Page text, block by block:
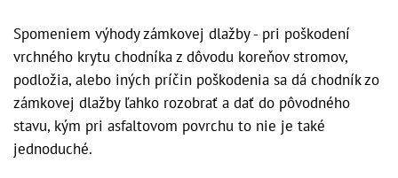
Spomeniem výhody zámkovej dlažby - pri poškodení
vrchného krytu chodníka z dôvodu koreňov stromov,
podložia, alebo iných príčin poškodenia sa dá chodník zo
zámkovej dlažby ľahko rozobrať a dať do pôvodného
stavu, kým pri asfaltovom povrchu to nie je také
jednoduché.